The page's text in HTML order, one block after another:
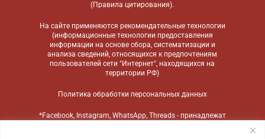
(Правила цитирования).
На сайте применяются рекомендательные технологии
(информационные технологии предоставления
информации на основе сбора, систематизации и
анализа сведений, относящихся к предпочтениям
пользователей сети "Интернет", находящихся на
территории РФ)
Политика обработки персональных данных
*Facebook, Instagram, WhatsApp, Threads - принадлежат